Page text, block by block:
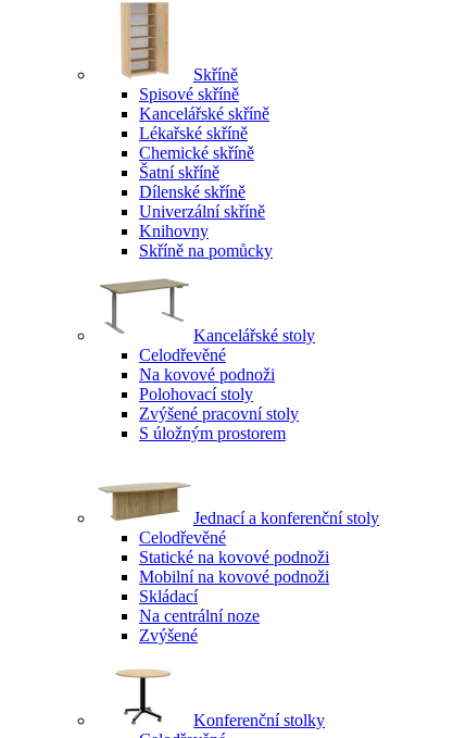
Skříně
Spisové skříně
Kancelářské skříně
Lékařské skříně
Chemické skříně
Šatní skříně
Dílenské skříně
Univerzální skříně
Knihovny
Skříně na pomůcky
Kancelářské stoly
Celodřevěné
Na kovové podnoži
Polohovací stoly
Zvýšené pracovní stoly
S úložným prostorem
Jednací a konferenční stoly
Celodřevěné
Statické na kovové podnoži
Mobilní na kovové podnoži
Skládací
Na centrální noze
Zvýšené
Konferenční stolky